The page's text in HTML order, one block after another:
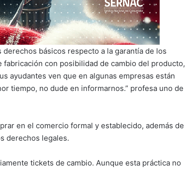
básicos respecto a la garantía de los
con posibilidad de cambio del producto,
ayudantes ven que en algunas empresas están
tiempo, no dude en informarnos.” profesa uno de
en el comercio formal y establecido, además de
derechos legales.
tickets de cambio. Aunque esta práctica no